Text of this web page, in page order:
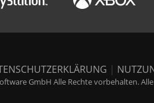
|
GmbH Alle Rechte vorbehalten.